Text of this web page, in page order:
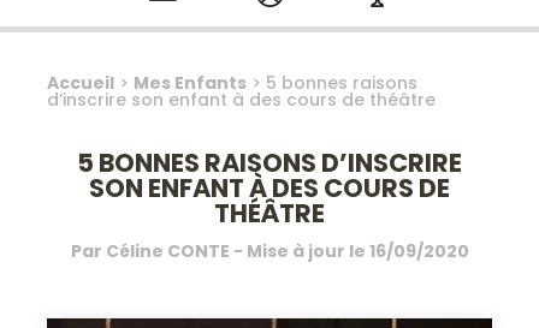
Accueil > Mes Enfants > 5 bonnes raisons
d’inscrire son enfant à des cours de théâtre
5 BONNES RAISONS D’INSCRIRE
SON ENFANT À DES COURS DE
THÉÂTRE
Par Céline CONTE - Mise à jour le 16/09/2020